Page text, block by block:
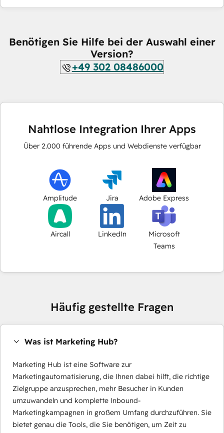
Benötigen Sie Hilfe bei der Auswahl einer
Version?
+49 302 08486000
Nahtlose Integration Ihrer Apps
Über 2.000 führende Apps und Webdienste verfügbar
Amplitude Jira Adobe Express
Aircall LinkedIn
Microsoft
Teams
Häufig gestellte Fragen
Was ist Marketing Hub?
Marketing Hub ist eine Software zur
Marketingautomatisierung, die Ihnen dabei hilft, die richtige
Zielgruppe anzusprechen, mehr Besucher in Kunden
umzuwandeln und komplette Inbound-
Marketingkampagnen in großem Umfang durchzuführen. Sie
bietet genau die Tools, die Sie benötigen, um Zeit zu